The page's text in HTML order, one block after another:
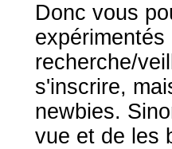
Donc vous
recherche/
s'inscrire,
newbies.
vue et de les